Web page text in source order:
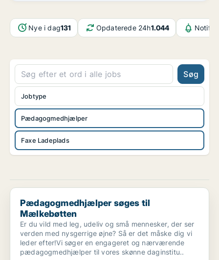
Nye i dag131 Opdaterede 24h1.044
Søg
Pædagogmedhjælper
Faxe Ladeplads
Jobtype
Pædagogmedhjælper søges til Mælkebøtten
Pædagogmedhjælper søges til
Mælkebøtten
Er du vild med leg, udeliv og små mennesker, der ser
verden med nysgerrige øjne? Så er det måske dig vi
leder efter!Vi søger en engageret og nærværende
pædagogmedhjælper til vores skønne daginstitu..